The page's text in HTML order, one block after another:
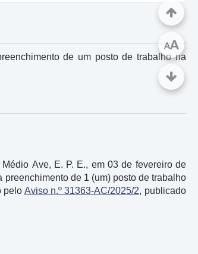
de um posto de trabalho na
Ave, E. P. E., em 03 de fevereiro de
de 1 (um) posto de trabalho
pelo Aviso n.º 31363-AC/2025/2, publicado
AA